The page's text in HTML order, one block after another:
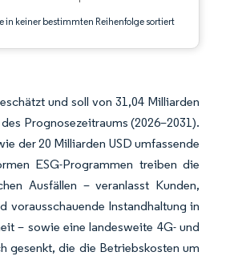
in keiner bestimmten Reihenfolge sortiert
und soll von 31,04 Milliarden
Prognosezeitraums (2026–2031).
der 20 Milliarden USD umfassende
ESG-Programmen treiben die
Ausfällen – veranlasst Kunden,
vorausschauende Instandhaltung in
– sowie eine landesweite 4G- und
gesenkt, die die Betriebskosten um